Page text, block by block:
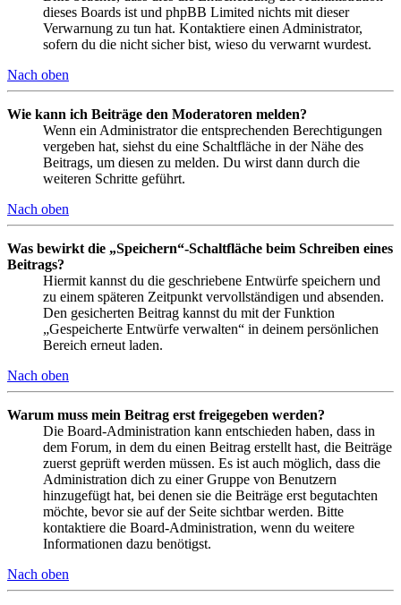
dieses Boards ist und phpBB Limited nichts mit dieser
Verwarnung zu tun hat. Kontaktiere einen Administrator,
sofern du die nicht sicher bist, wieso du verwarnt wurdest.
Nach oben
Wie kann ich Beiträge den Moderatoren melden?
Wenn ein Administrator die entsprechenden Berechtigungen
vergeben hat, siehst du eine Schaltfläche in der Nähe des
Beitrags, um diesen zu melden. Du wirst dann durch die
weiteren Schritte geführt.
Nach oben
Was bewirkt die „Speichern“-Schaltfläche beim Schreiben eines
Beitrags?
Hiermit kannst du die geschriebene Entwürfe speichern und
zu einem späteren Zeitpunkt vervollständigen und absenden.
Den gesicherten Beitrag kannst du mit der Funktion
„Gespeicherte Entwürfe verwalten“ in deinem persönlichen
Bereich erneut laden.
Nach oben
Warum muss mein Beitrag erst freigegeben werden?
Die Board-Administration kann entschieden haben, dass in
dem Forum, in dem du einen Beitrag erstellt hast, die Beiträge
zuerst geprüft werden müssen. Es ist auch möglich, dass die
Administration dich zu einer Gruppe von Benutzern
hinzugefügt hat, bei denen sie die Beiträge erst begutachten
möchte, bevor sie auf der Seite sichtbar werden. Bitte
kontaktiere die Board-Administration, wenn du weitere
Informationen dazu benötigst.
Nach oben